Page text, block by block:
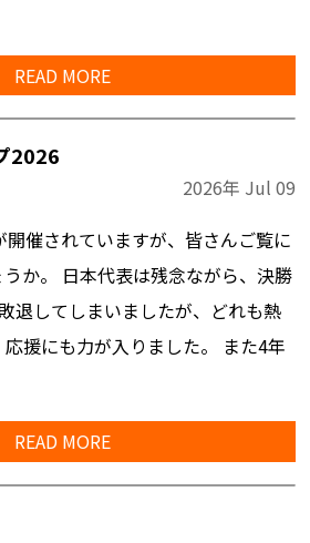
READ MORE
2026
2026年 Jul 09
催されていますが、皆さんご覧に
か。 日本代表は残念ながら、決勝
退してしまいましたが、どれも熱
援にも力が入りました。 また4年
READ MORE